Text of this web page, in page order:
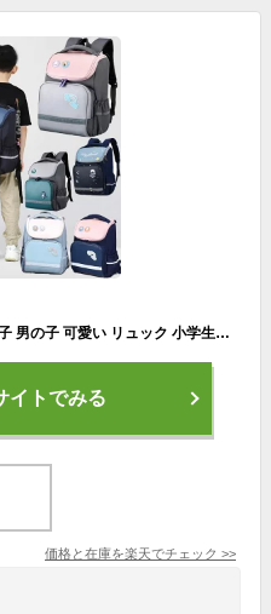
子ども リュックサック キッズ 女の子 男の子 可愛い リュック 小学生 通学 リュック 子供 リュックサック 子ども 入学準備 防水 軽量 丈夫 リュック お祝い ジュニア リュックサック プレゼント 遠足 普段使い リュック 大容量 通気性いい 丈夫
イトでみる
価格と在庫を楽天でチェック >>